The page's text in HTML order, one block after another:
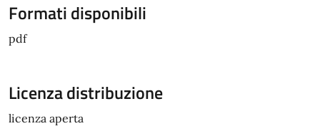
Formati disponibili
pdf
Licenza distribuzione
licenza aperta